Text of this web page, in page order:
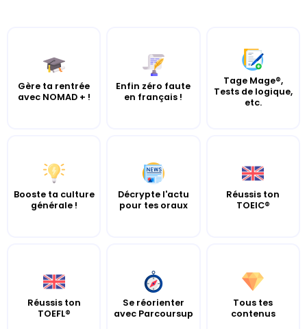
Gère ta rentrée
avec NOMAD + !
Enfin zéro faute
en français !
Tage Mage®,
Tests de logique,
etc.
Booste ta culture
générale !
Décrypte l'actu
pour tes oraux
Réussis ton
TOEIC®
Réussis ton
TOEFL®
Se réorienter
avec Parcoursup
Tous tes
contenus